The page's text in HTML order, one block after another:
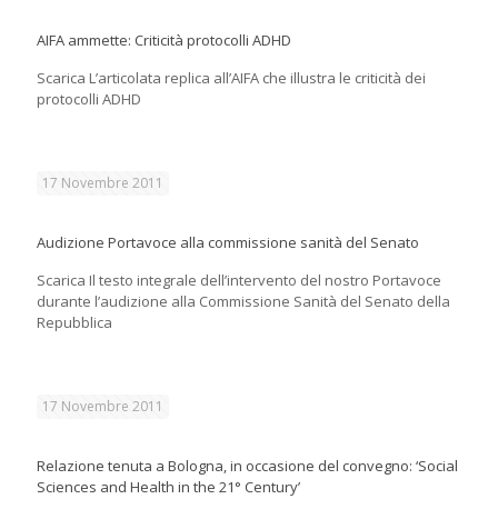
AIFA ammette: Criticità protocolli ADHD
Scarica L’articolata replica all’AIFA che illustra le criticità dei
protocolli ADHD
17 Novembre 2011
Audizione Portavoce alla commissione sanità del Senato
Scarica Il testo integrale dell’intervento del nostro Portavoce
durante l’audizione alla Commissione Sanità del Senato della
Repubblica
17 Novembre 2011
Relazione tenuta a Bologna, in occasione del convegno: ‘Social
Sciences and Health in the 21° Century’